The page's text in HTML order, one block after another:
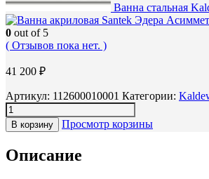
Ванна стальная
0 out of 5
( Отзывов пока нет. )
41 200 ₽
Артикул: 112600010001 Категории:
В корзину Просмотр корзины
Описание